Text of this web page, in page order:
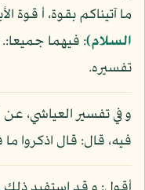
ما آتيناكم بقوة، أ قوة
السلام): فيهما جميعا:.
تفسيره.
و في تفسير العياشي، عن
فيه، قال: قال اذكروا